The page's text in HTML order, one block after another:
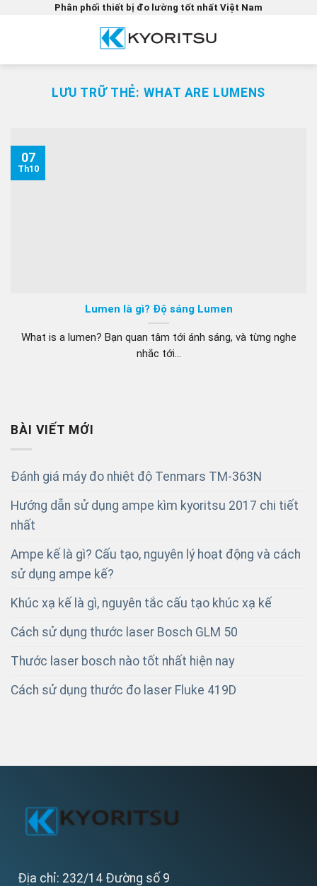
dung
Phân phối thiết bị đo lường tốt nhất Việt Nam
LƯU TRỮ THẺ:WHAT ARE LUMENS
Lumen là gì? Độ sáng Lumen
What is a lumen? Bạn quan tâm tới ánh sáng, và từng nghe
nhắc tới...
07
Th10
BÀI VIẾT MỚI
Đánh giá máy đo nhiệt độ Tenmars TM-363N
Hướng dẫn sử dụng ampe kìm kyoritsu 2017 chi tiết
nhất
Ampe kế là gì? Cấu tạo, nguyên lý hoạt động và cách
sử dụng ampe kế?
Khúc xạ kế là gì, nguyên tắc cấu tạo khúc xạ kế
Cách sử dụng thước laser Bosch GLM 50
Thước laser bosch nào tốt nhất hiện nay
Cách sử dụng thước đo laser Fluke 419D
Địa chỉ: 232/14 Đường số 9